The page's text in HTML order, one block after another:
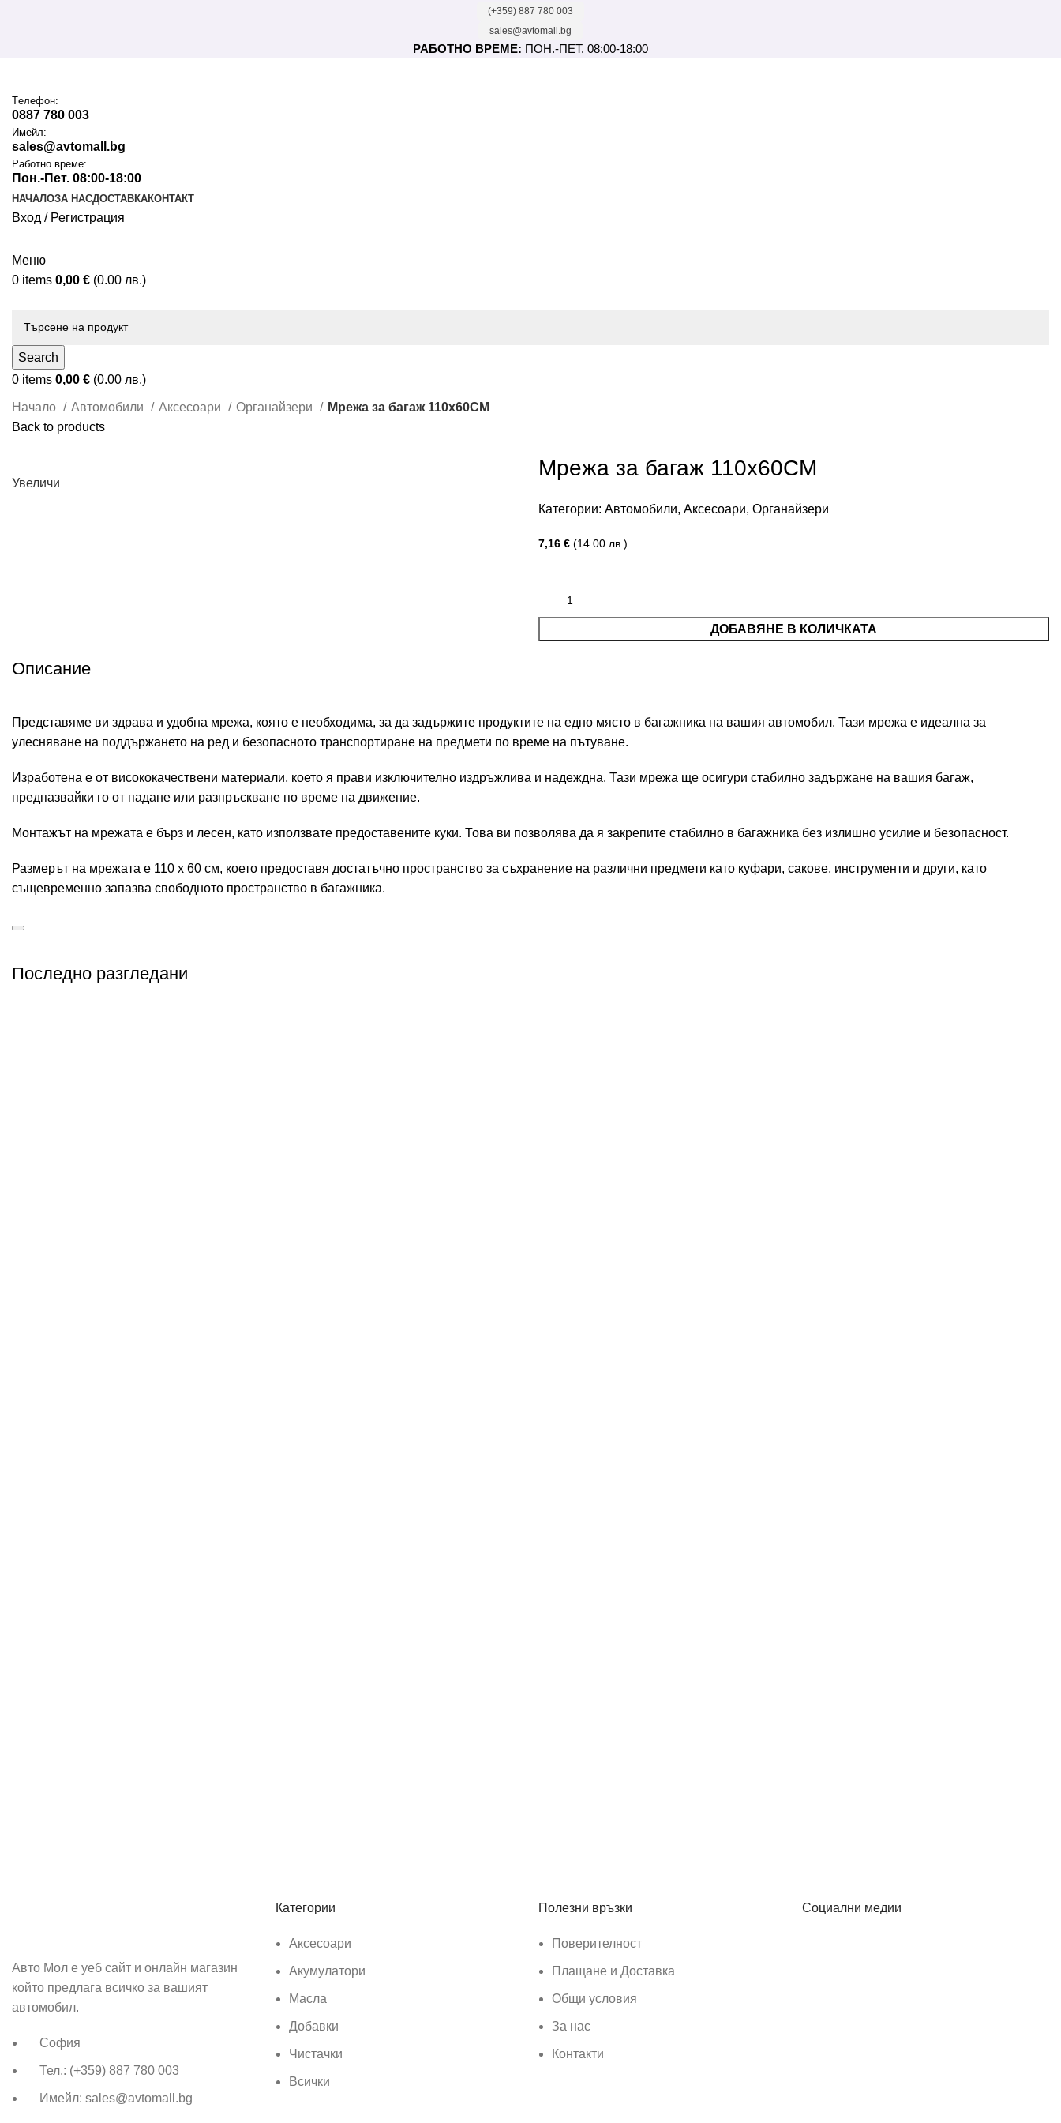
(+359) 887 780 003
sales@avtomall.bg
РАБОТНО ВРЕМЕ: ПОН.-ПЕТ. 08:00-18:00
Tелефон:
0887 780 003
Имейл:
sales@avtomall.bg
Работно време:
Пон.-Пет. 08:00-18:00
НАЧАЛОЗА НАСДОСТАВКАКОНТАКТ
Вход / Регистрация
Меню
0 items 0,00 € (0.00 лв.)
Search
0 items 0,00 € (0.00 лв.)
Начало Автомобили Аксесоари Органайзери
Мрежа за багаж 110х60CM
Back to products
Увеличи
Мрежа за багаж 110х60CM
Категории: Автомобили, Аксесоари, Органайзери
7,16 € (14.00 лв.)
ДОБАВЯНЕ В КОЛИЧКАТА
Описание
Представяме ви здрава и удобна мрежа, която е необходима, за да задържите продуктите на едно място в багажника на вашия автомобил. Тази мрежа е идеална за
улесняване на поддържането на ред и безопасното транспортиране на предмети по време на пътуване.
Изработена е от висококачествени материали, което я прави изключително издръжлива и надеждна. Тази мрежа ще осигури стабилно задържане на вашия багаж,
предпазвайки го от падане или разпръскване по време на движение.
Монтажът на мрежата е бърз и лесен, като използвате предоставените куки. Това ви позволява да я закрепите стабилно в багажника без излишно усилие и безопасност.
Размерът на мрежата е 110 х 60 см, което предоставя достатъчно пространство за съхранение на различни предмети като куфари, сакове, инструменти и други, като
същевременно запазва свободното пространство в багажника.
Последно разгледани
Авто Мол е уеб сайт и онлайн магазин
който предлага всичко за вашият
автомобил.
София
Тел.: (+359) 887 780 003
Имейл: sales@avtomall.bg
Категории
Аксесоари
Акумулатори
Масла
Добавки
Чистачки
Всички
Полезни връзки
Поверителност
Плащане и Доставка
Общи условия
За нас
Контакти
Социални медии